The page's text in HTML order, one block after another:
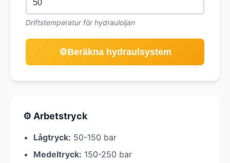
Driftstemperatur för hydrauloljan
⚙️Beräkna hydraulsystem
⚙️ Arbetstryck
Lågtryck: 50-150 bar
Medeltryck: 150-250 bar